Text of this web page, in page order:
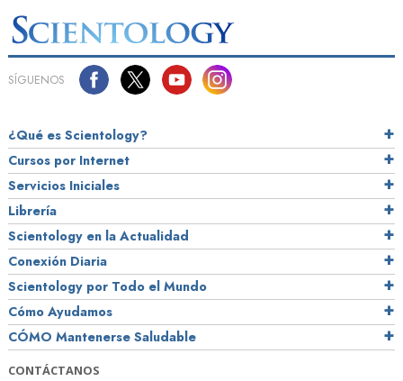
SÍGUENOS
¿Qué es Scientology?
Cursos por Internet
Servicios Iniciales
Librería
Scientology en la Actualidad
Conexión Diaria
Scientology por Todo el Mundo
Cómo Ayudamos
CÓMO Mantenerse Saludable
CONTÁCTANOS